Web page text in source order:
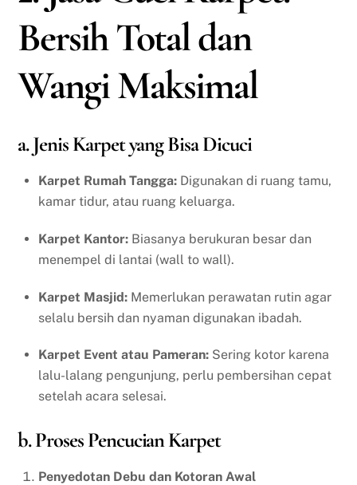
Bersih Total dan
Wangi Maksimal
a. Jenis Karpet yang Bisa Dicuci
Karpet Rumah Tangga: Digunakan di ruang tamu,
kamar tidur, atau ruang keluarga.
Karpet Kantor: Biasanya berukuran besar dan
menempel di lantai (wall to wall).
Karpet Masjid: Memerlukan perawatan rutin agar
selalu bersih dan nyaman digunakan ibadah.
Karpet Event atau Pameran: Sering kotor karena
lalu-lalang pengunjung, perlu pembersihan cepat
setelah acara selesai.
b. Proses Pencucian Karpet
Penyedotan Debu dan Kotoran Awal